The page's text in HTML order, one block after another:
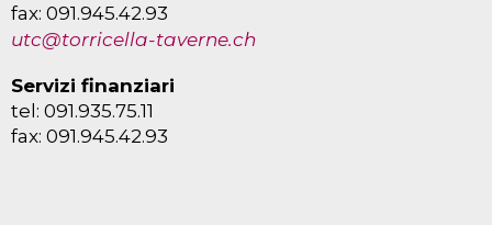
fax: 091.945.42.93
utc@torricella-taverne.ch
Servizi finanziari
tel: 091.935.75.11
fax: 091.945.42.93